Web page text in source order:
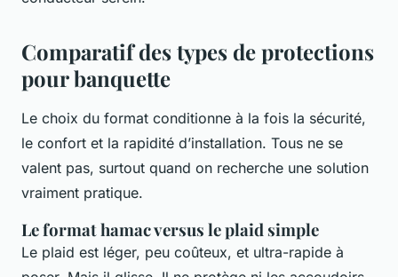
Comparatif des types de protections
pour banquette
Le choix du format conditionne à la fois la sécurité,
le confort et la rapidité d’installation. Tous ne se
valent pas, surtout quand on recherche une solution
vraiment pratique.
Le format hamac versus le plaid simple
Le plaid est léger, peu coûteux, et ultra-rapide à